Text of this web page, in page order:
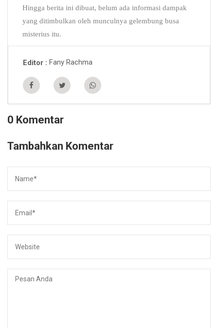
Hingga berita ini dibuat, belum ada informasi dampak
yang ditimbulkan oleh munculnya gelembung busa
misterius itu.
Editor Fany Rachma
0 Komentar
Tambahkan Komentar